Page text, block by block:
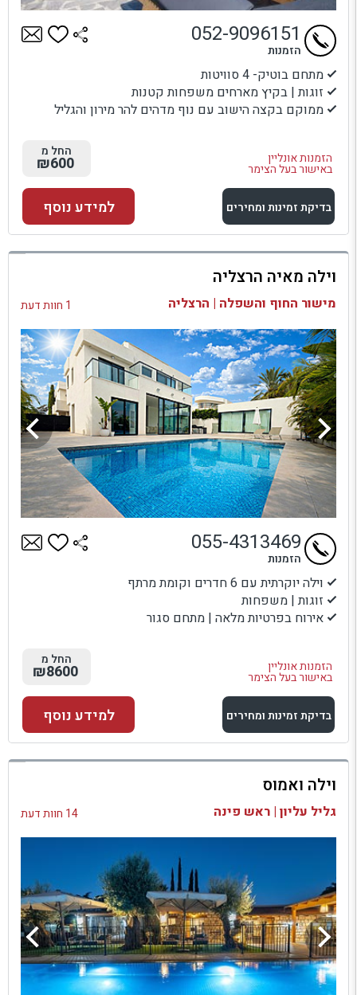
מתחם בוטיק- 4 סוויטות
זוגות | בקיץ מארחים משפחות קטנות
ממוקם בקצה הישוב עם נוף מדהים להר מירון והגליל
הזמנות אונליין
באישור בעל הצימר
052-9096151
הזמנות
החל מ
₪600
בדיקת זמינות ומחירים
למתחם זה
בדיקת זמינות ומחירים
למידע נוסף
וילה מאיה הרצליה
מישור החוף והשפלה | הרצליה 1 חוות דעת
וילה יוקרתית עם 6 חדרים וקומת מרתף
זוגות | משפחות
אירוח בפרטיות מלאה | מתחם סגור
הזמנות אונליין
באישור בעל הצימר
055-4313469
הזמנות
החל מ
₪8600
בדיקת זמינות ומחירים
למתחם זה
בדיקת זמינות ומחירים
למידע נוסף
וילה ואמוס
גליל עליון | ראש פינה 14 חוות דעת